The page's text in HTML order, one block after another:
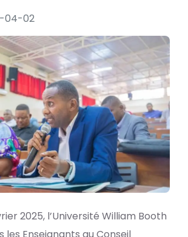
04-02
2025, l’Université William Booth
les Enseignants au Conseil